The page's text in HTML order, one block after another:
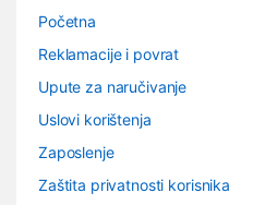
Početna
Reklamacije i povrat
Upute za naručivanje
Uslovi korištenja
Zaposlenje
Zaštita privatnosti korisnika